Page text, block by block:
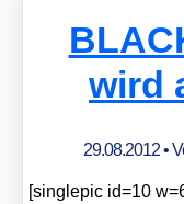
wird
29.08.2012•
[sin­gl­epic id=10